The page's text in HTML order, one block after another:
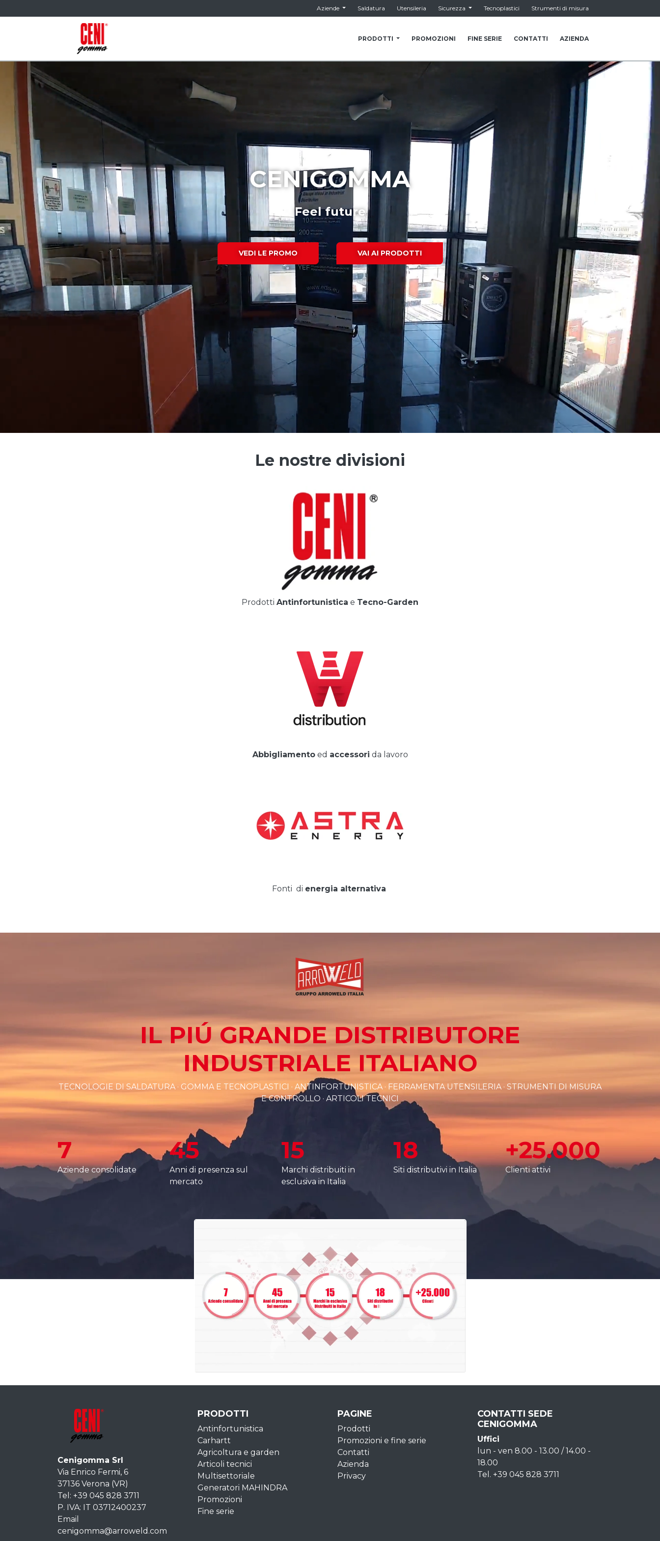
Aziende Saldatura Utensileria Sicurezza Tecnoplastici Strumenti di misura
PRODOTTI PROMOZIONI FINE SERIE CONTATTI AZIENDA
CENIGOMMA
Feel future
VEDI LE PROMO VAI AI PRODOTTI
Le nostre divisioni
Prodotti Antinfortunistica e Tecno-Garden
Abbigliamentoed accessori da lavoro
Fonti di energia alternativa
IL PIÚ GRANDE DISTRIBUTORE
INDUSTRIALE ITALIANO
TECNOLOGIE DI SALDATURA · GOMMA E TECNOPLASTICI · ANTINFORTUNISTICA · FERRAMENTA UTENSILERIA · STRUMENTI DI MISURA
E CONTROLLO · ARTICOLI TECNICI
7
Aziende consolidate
45
Anni di presenza sul
mercato
15
Marchi distribuiti in
esclusiva in Italia
18
Siti distributivi in Italia
+25.000
Clienti attivi
Cenigomma Srl
Via Enrico Fermi, 6
37136 Verona (VR)
Tel: +39 045 828 3711
P. IVA: IT 03712400237
Email
cenigomma@arroweld.com
PRODOTTI
Antinfortunistica
Carhartt
Agricoltura e garden
Articoli tecnici
Multisettoriale
Generatori MAHINDRA
Promozioni
Fine serie
PAGINE
Prodotti
Promozioni e fine serie
Contatti
Azienda
Privacy
CONTATTI SEDE
CENIGOMMA
Uffici
lun - ven 8.00 - 13.00 / 14.00 -
18.00
Tel. +39 045 828 3711